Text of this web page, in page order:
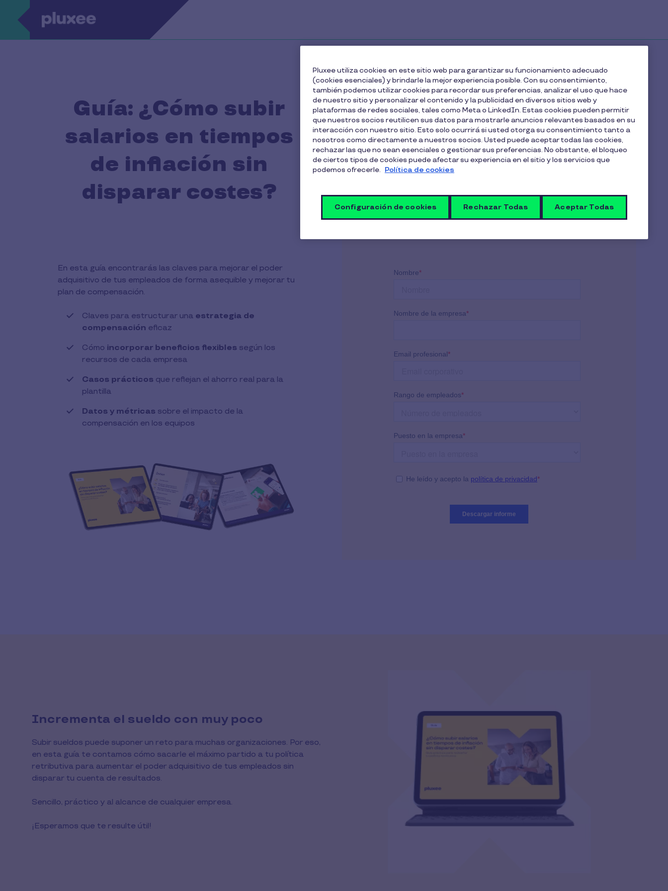
Pasar al contenido principal
Guía: ¿Cómo subir
salarios en tiempos
de inflación sin
disparar costes?
En esta guía encontrarás las claves para mejorar el poder
adquisitivo de tus empleados de forma asequible y mejorar tu
plan de compensación.
Claves para estructurar una estrategia de
compensación eficaz
Cómo incorporar beneficios flexibles según los
recursos de cada empresa
Casos prácticos que reflejan el ahorro real para la
plantilla
Datos y métricas sobre el impacto de la
compensación en los equipos
Descarga la guía
Incrementa el sueldo con muy poco
Subir sueldos puede suponer un reto para muchas organizaciones. Por eso,
en esta guía te contamos cómo sacarle el máximo partido a tu política
retributiva para aumentar el poder adquisitivo de tus empleados sin
disparar tu cuenta de resultados.
Sencillo, práctico y al alcance de cualquier empresa.
¡Esperamos que te resulte útil!
Pluxee utiliza cookies en este sitio web para garantizar su funcionamiento adecuado
(cookies esenciales) y brindarle la mejor experiencia posible. Con su consentimiento,
también podemos utilizar cookies para recordar sus preferencias, analizar el uso que hace
de nuestro sitio y personalizar el contenido y la publicidad en diversos sitios web y
plataformas de redes sociales, tales como Meta o LinkedIn. Estas cookies pueden permitir
que nuestros socios reutilicen sus datos para mostrarle anuncios relevantes basados en su
interacción con nuestro sitio. Esto solo ocurrirá si usted otorga su consentimiento tanto a
nosotros como directamente a nuestros socios. Usted puede aceptar todas las cookies,
rechazar las que no sean esenciales o gestionar sus preferencias. No obstante, el bloqueo
de ciertos tipos de cookies puede afectar su experiencia en el sitio y los servicios que
podemos ofrecerle. Política de cookies
Configuración de cookies Rechazar Todas Aceptar Todas